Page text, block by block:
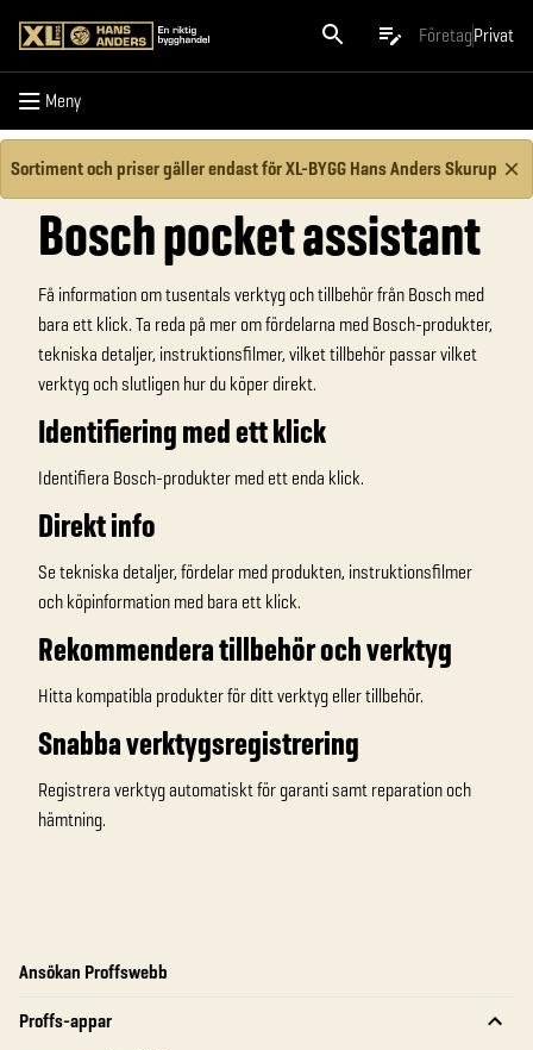
FöretagPrivat
Meny
Meny
Sortiment och priser gäller endast för XL-BYGG Hans Anders Skurup
Ansökan Proffswebb
Proffs-appar
Bosch pocket assistant
Få information om tusentals verktyg och tillbehör från Bosch med
bara ett klick. Ta reda på mer om fördelarna med Bosch-produkter,
tekniska detaljer, instruktionsfilmer, vilket tillbehör passar vilket
verktyg och slutligen hur du köper direkt.
Identifiering med ett klick
Identifiera Bosch-produkter med ett enda klick.
Direkt info
Se tekniska detaljer, fördelar med produkten, instruktionsfilmer
och köpinformation med bara ett klick.
Rekommendera tillbehör och verktyg
Hitta kompatibla produkter för ditt verktyg eller tillbehör.
Snabba verktygsregistrering
Registrera verktyg automatiskt för garanti samt reparation och
hämtning.